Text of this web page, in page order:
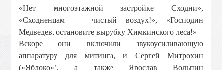
«Нет многоэтажной застройке Сходни»,
«Сходненцам — чистый воздух!», «Господин
Медведев, остановите вырубку Химкинского леса!»
Вскоре они включили звукоусиливающую
аппаратуру для митинга, и Сергей Митрохин
(«Яблоко»), а также Ярослав Вольпин